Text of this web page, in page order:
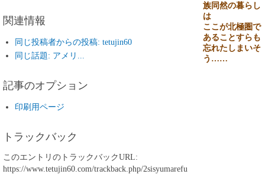
族同然の暮らし
は
ここが北極圏で
あることすらも
忘れたしまいそ
う……
関連情報
同じ投稿者からの投稿: tetujin60
同じ話題: アメリ...
記事のオプション
印刷用ページ
トラックバック
このエントリのトラックバックURL:
https://www.tetujin60.com/trackback.php/2sisyumarefu